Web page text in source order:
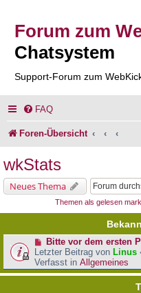
Forum zum
Chatsystem
Support-Forum zum
FAQ
Foren-Übersicht
wkStats
Neues Thema
Themen als gelesen
Bitte vor dem ersten
Letzter Beitrag von Linus
Verfasst in Allgemeines